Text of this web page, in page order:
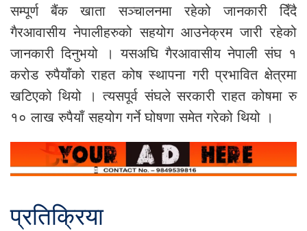
सम्पूर्ण बैंक खाता सञ्चालनमा रहेको जानकारी दिँदै
गैरआवासीय नेपालीहरुको सहयोग आउनेक्रम जारी रहेको
जानकारी दिनुभयो । यसअघि गैरआवासीय नेपाली संघ १
करोड रुपैयाँको राहत कोष स्थापना गरी प्रभावित क्षेत्रमा
खटिएको थियो । त्यसपूर्व संघले सरकारी राहत कोषमा रु
१० लाख रुपैयाँ सहयोग गर्ने घोषणा समेत गरेको थियो ।
प्रतिक्रिया